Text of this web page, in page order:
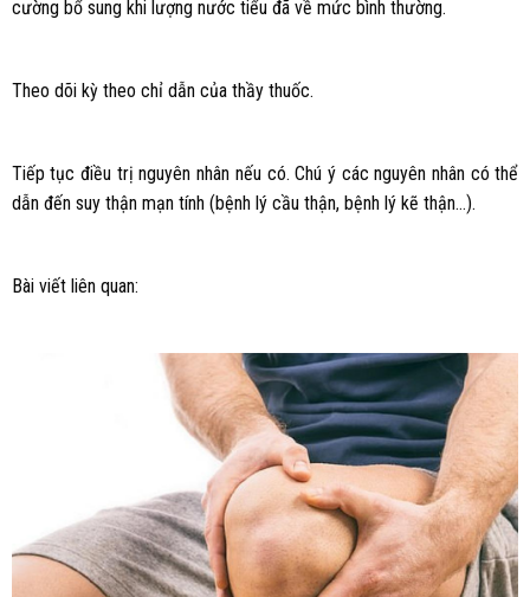
cường bổ sung khi lượng nước tiểu đã về mức bình thường.
Theo dõi kỳ theo chỉ dẫn của thầy thuốc.
Tiếp tục điều trị nguyên nhân nếu có. Chú ý các nguyên nhân có thể
dẫn đến suy thận mạn tính (bệnh lý cầu thận, bệnh lý kẽ thận…).
Bài viết liên quan: